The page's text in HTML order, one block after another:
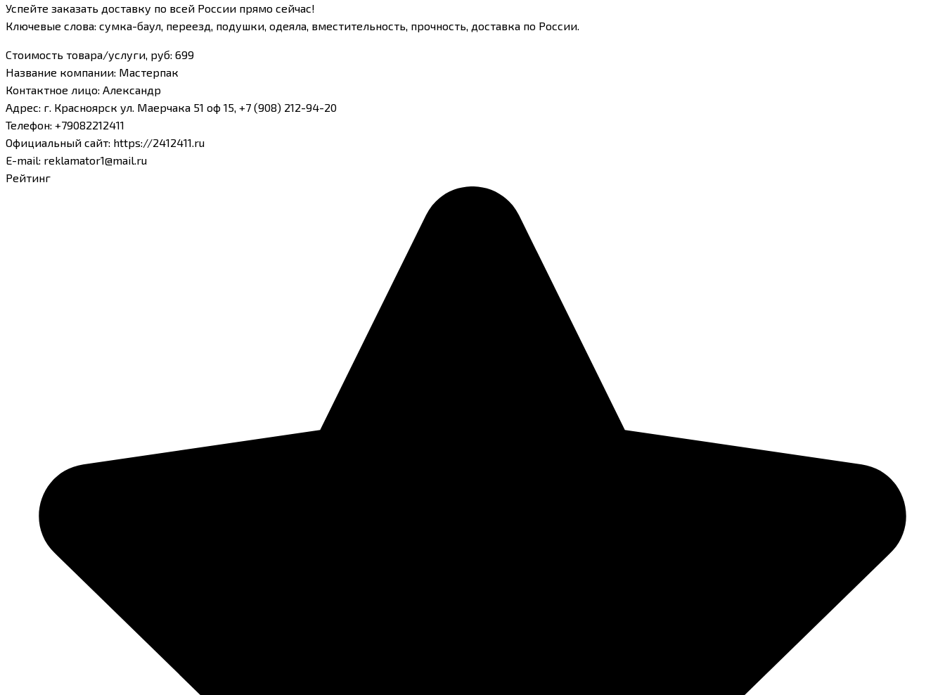
Успейте заказать доставку по всей России прямо сейчас!
Ключевые слова: сумка-баул, переезд, подушки, одеяла, вместительность, прочность, доставка по России.
Стоимость товара/услуги, руб: 699
Название компании: Мастерпак
Контактное лицо: Александр
Адрес: г. Красноярск ул. Маерчака 51 оф 15, +7 (908) 212-94-20
Телефон: +79082212411
Официальный сайт: https://2412411.ru
E-mail: reklamator1@mail.ru
Рейтинг